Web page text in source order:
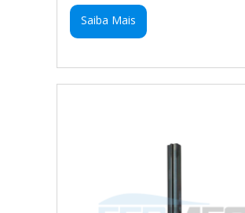
Saiba Mais